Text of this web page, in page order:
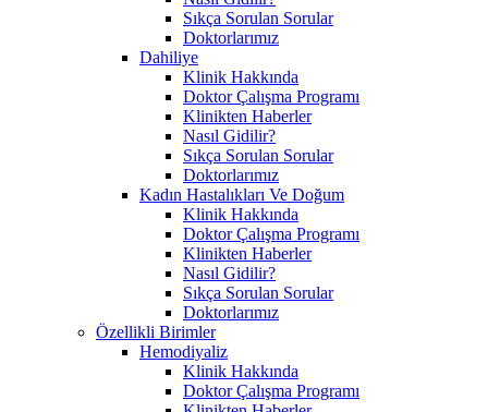
Sıkça Sorulan Sorular
Doktorlarımız
Dahiliye
Klinik Hakkında
Doktor Çalışma Programı
Klinikten Haberler
Nasıl Gidilir?
Sıkça Sorulan Sorular
Doktorlarımız
Kadın Hastalıkları Ve Doğum
Klinik Hakkında
Doktor Çalışma Programı
Klinikten Haberler
Nasıl Gidilir?
Sıkça Sorulan Sorular
Doktorlarımız
Özellikli Birimler
Hemodiyaliz
Klinik Hakkında
Doktor Çalışma Programı